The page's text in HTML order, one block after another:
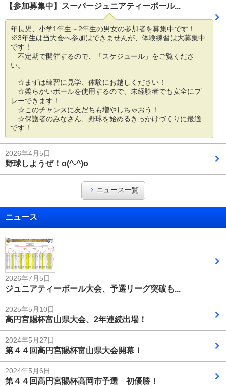
【参加募集中】スーパージュニアティーボール...
年長児、小学1年生～2年生の男女の参加者を募集中です！
※3年生は当大会へ参加はできませんが、体験練習は大募集中
です！
不定期で開催するので、「スケジュール」をご覧くださ
い。
☆まずは練習に見学、体験にお越しください！
☆柔らかいボールを使用するので、未経験者でも安全にプ
レーできます！
☆このチャンスに友だちも増やしちゃおう！
☆保護者のみなさん、野球を始めるきっかけづくりに最適
です！
2026年4月5日
野球しようぜ！o(^-^)o
ニュース一覧
ニュース
2026年7月5日
ジュニアティーボール大会、予選リーグ突破も...
2025年5月10日
高円宮賜杯富山県大会、2年連続出場！
2024年5月27日
第４４回高円宮賜杯富山県大会開幕！
2024年5月6日
第４４回高円宮賜杯高岡市予選 初優勝！